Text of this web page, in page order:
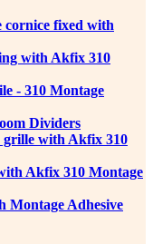
cornice fixed with
with Akfix 310
- 310 Montage
Dividers
with Akfix 310
Akfix 310 Montage
Montage Adhesive